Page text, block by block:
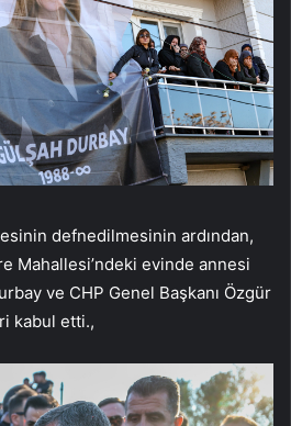
defnedilmesinin ardından,
Mahallesi’ndeki evinde annesi
ve CHP Genel Başkanı Özgür
kabul etti.,